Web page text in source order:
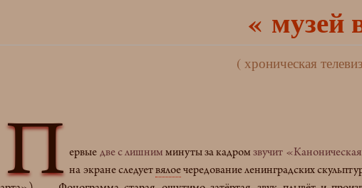
« музей
( хроническая
П ервые две с лишним минуты за кадромзвучит
на экране следуетвялоечередование ленинградских